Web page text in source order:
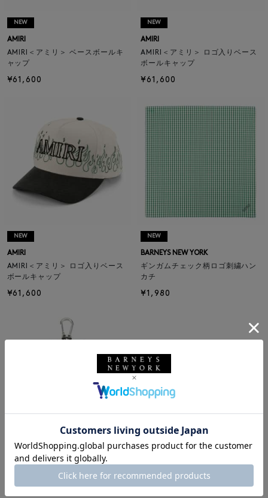
NEW
AMIRI
AMIRI＜アミリ＞ ベースボールキ
ャップ
¥61,600
NEW
AMIRI
AMIRI＜アミリ＞ ロゴ入りベース
ボールキャップ
¥61,600
NEW
AMIRI
AMIRI＜アミリ＞ ロゴ入りベース
ボールキャップ
¥61,600
NEW
BARNEYS NEW YORK
ギンガムチェック柄ロゴ刺繍ハン
カチ
¥1,980
NEW
MONCLER
MONCLER ＜モンクレール＞ ベス
NEW
ANCELLM＜アンセルム＞ レザー